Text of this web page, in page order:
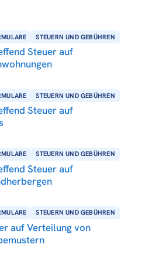
STEUERN UND GEBÜHREN
Steuer auf
STEUERN UND GEBÜHREN
Steuer auf
STEUERN UND GEBÜHREN
Steuer auf
STEUERN UND GEBÜHREN
auf Verteilung von